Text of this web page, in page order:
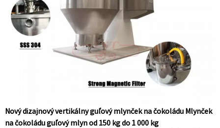
Nový dizajnový vertikálny guľový mlynček na čokoládu Mlynček
na čokoládu guľový mlyn od 150 kg do 1 000 kg